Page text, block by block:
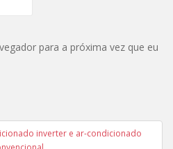
para a próxima vez que eu
inverter e ar-condicionado